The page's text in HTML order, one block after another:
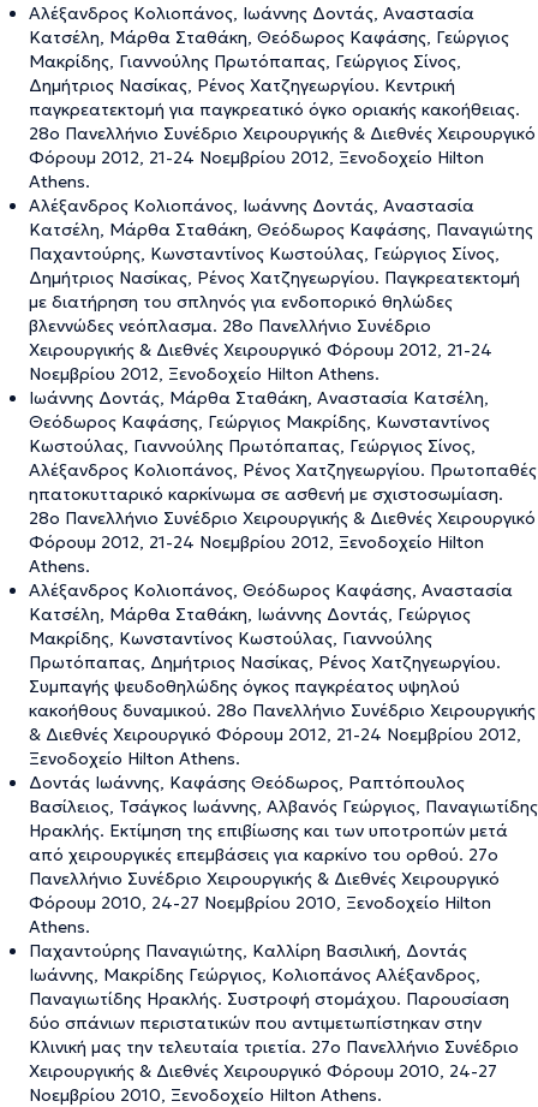
Αλέξανδρος Κολιοπάνος, Ιωάννης Δοντάς, Αναστασία
Κατσέλη, Μάρθα Σταθάκη, Θεόδωρος Καφάσης, Γεώργιος
Μακρίδης, Γιαννούλης Πρωτόπαπας, Γεώργιος Σίνος,
Δημήτριος Νασίκας, Ρένος Χατζηγεωργίου. Κεντρική
παγκρεατεκτομή για παγκρεατικό όγκο οριακής κακοήθειας.
28ο Πανελλήνιο Συνέδριο Χειρουργικής & Διεθνές Χειρουργικό
Φόρουμ 2012, 21-24 Νοεμβρίου 2012, Ξενοδοχείο Hilton
Athens.
Αλέξανδρος Κολιοπάνος, Ιωάννης Δοντάς, Αναστασία
Κατσέλη, Μάρθα Σταθάκη, Θεόδωρος Καφάσης, Παναγιώτης
Παχαντούρης, Κωνσταντίνος Κωστούλας, Γεώργιος Σίνος,
Δημήτριος Νασίκας, Ρένος Χατζηγεωργίου. Παγκρεατεκτομή
με διατήρηση του σπληνός για ενδοπορικό θηλώδες
βλεννώδες νεόπλασμα. 28ο Πανελλήνιο Συνέδριο
Χειρουργικής & Διεθνές Χειρουργικό Φόρουμ 2012, 21-24
Νοεμβρίου 2012, Ξενοδοχείο Hilton Athens.
Ιωάννης Δοντάς, Μάρθα Σταθάκη, Αναστασία Κατσέλη,
Θεόδωρος Καφάσης, Γεώργιος Μακρίδης, Κωνσταντίνος
Κωστούλας, Γιαννούλης Πρωτόπαπας, Γεώργιος Σίνος,
Αλέξανδρος Κολιοπάνος, Ρένος Χατζηγεωργίου. Πρωτοπαθές
ηπατοκυτταρικό καρκίνωμα σε ασθενή με σχιστοσωμίαση.
28ο Πανελλήνιο Συνέδριο Χειρουργικής & Διεθνές Χειρουργικό
Φόρουμ 2012, 21-24 Νοεμβρίου 2012, Ξενοδοχείο Hilton
Athens.
Αλέξανδρος Κολιοπάνος, Θεόδωρος Καφάσης, Αναστασία
Κατσέλη, Μάρθα Σταθάκη, Ιωάννης Δοντάς, Γεώργιος
Μακρίδης, Κωνσταντίνος Κωστούλας, Γιαννούλης
Πρωτόπαπας, Δημήτριος Νασίκας, Ρένος Χατζηγεωργίου.
Συμπαγής ψευδοθηλώδης όγκος παγκρέατος υψηλού
κακοήθους δυναμικού. 28ο Πανελλήνιο Συνέδριο Χειρουργικής
& Διεθνές Χειρουργικό Φόρουμ 2012, 21-24 Νοεμβρίου 2012,
Ξενοδοχείο Hilton Athens.
Δοντάς Ιωάννης, Καφάσης Θεόδωρος, Ραπτόπουλος
Βασίλειος, Τσάγκος Ιωάννης, Αλβανός Γεώργιος, Παναγιωτίδης
Ηρακλής. Εκτίμηση της επιβίωσης και των υποτροπών μετά
από χειρουργικές επεμβάσεις για καρκίνο του ορθού. 27ο
Πανελλήνιο Συνέδριο Χειρουργικής & Διεθνές Χειρουργικό
Φόρουμ 2010, 24-27 Νοεμβρίου 2010, Ξενοδοχείο Hilton
Athens.
Παχαντούρης Παναγιώτης, Καλλίρη Βασιλική, Δοντάς
Ιωάννης, Μακρίδης Γεώργιος, Κολιοπάνος Αλέξανδρος,
Παναγιωτίδης Ηρακλής. Συστροφή στομάχου. Παρουσίαση
δύο σπάνιων περιστατικών που αντιμετωπίστηκαν στην
Κλινική μας την τελευταία τριετία. 27ο Πανελλήνιο Συνέδριο
Χειρουργικής & Διεθνές Χειρουργικό Φόρουμ 2010, 24-27
Νοεμβρίου 2010, Ξενοδοχείο Hilton Athens.